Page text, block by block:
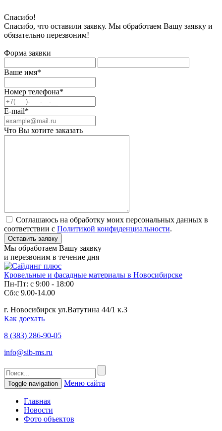
Спасибо!
Спасибо, что оставили заявку. Мы обработаем Вашу заявку и
обязательно перезвоним!
Форма заявки
Ваше имя*
Номер телефона*
E-mail*
Что Вы хотите заказать
Соглашаюсь на обработку моих персональных данных в
соответствии с Политикой конфиденциальности.
Мы обработаем Вашу заявку
и перезвоним в течение дня
Кровельные и фасадные материалы в Новосибирске
Пн-Пт: с 9:00 - 18:00
Сб:с 9.00-14.00
г. Новосибирск ул.Ватутина 44/1 к.3
Как доехать
8 (383) 286-90-05
info@sib-ms.ru
Toggle navigation Меню сайта
Главная
Новости
Фото объектов